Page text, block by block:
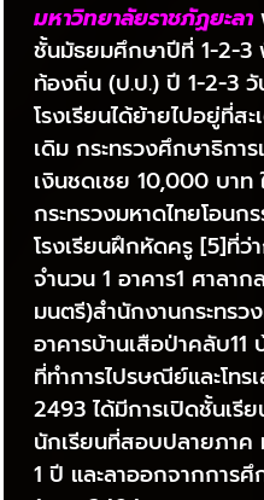
มหาวิทยาลัยราชภัฏยะลา
ชั้นมัธยมศึกษาปีที่ 1-2-3
ท้องถิ่น (ป.ป.) ปี 1-2-3
โรงเรียนได้ย้ายไปอยู่ที่
เดิม กระทรวงศึกษาธิกา
เงินชดเชย 10,000 บาท
กระทรวงมหาดไทยโอนก
โรงเรียนฝึกหัดครู [5]ที่ว่
จำนวน 1 อาคาร1 ศาลา
มนตรี)สำนักงานกระทรว
อาคารบ้านเสือป่าคลับ
ที่ทำการไปรษณีย์และโท
2493 ได้มีการเปิดชั้นเ
นักเรียนที่สอบปลายภาค
1 ปี และลาออกจากการ